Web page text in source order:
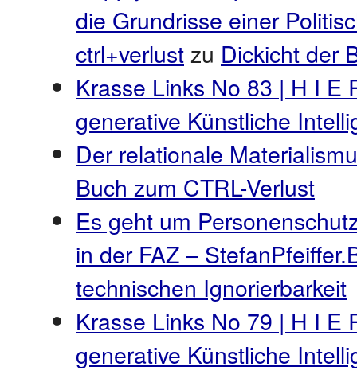
die Grundrisse einer
ctrl+verlustzu Dickicht der
Krasse Links No 83 | H I E
generative Künstliche
Der relationale
Buch zum CTRL-Verlust
Es geht um
in der FAZ –
technischen Ignorierbarkeit
Krasse Links No 79 | H I E
generative Künstliche